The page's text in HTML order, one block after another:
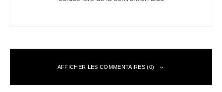
AFFICHER LES COMMENTAIRES (0)